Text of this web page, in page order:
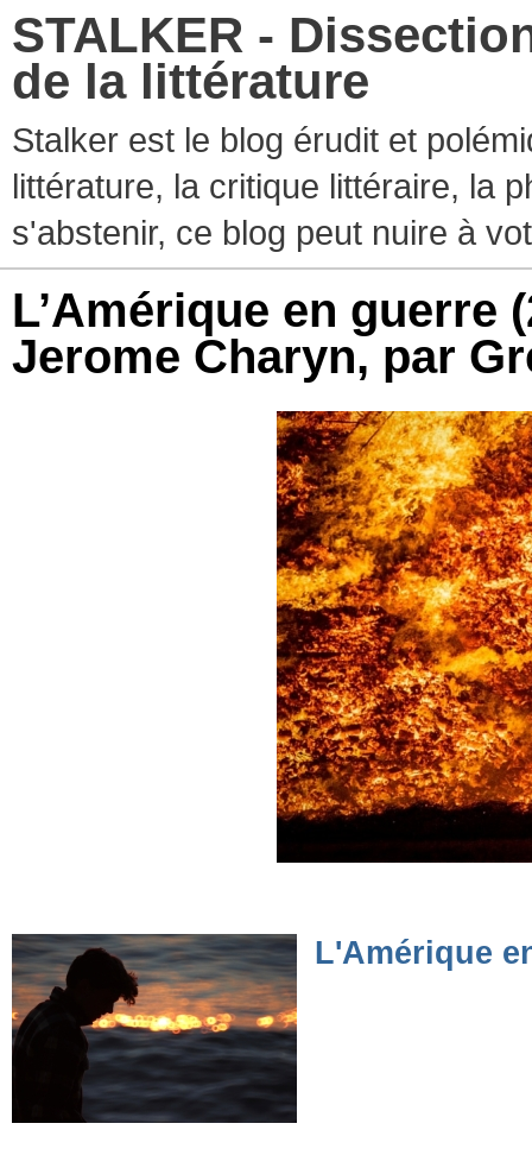
STALKER -
de la littérature
Stalker est le blog érudit et
littérature, la critique littéraire, la
s'abstenir, ce blog peut nuire à
L’Amérique en guerre
Jerome Charyn, par
L'Amérique